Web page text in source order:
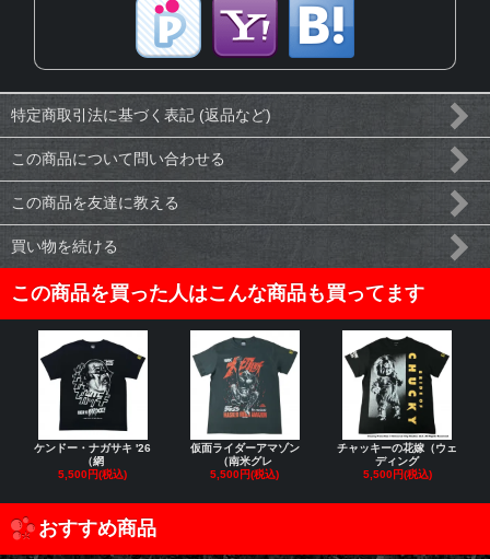
特定商取引法に基づく表記 (返品など)
この商品について問い合わせる
この商品を友達に教える
買い物を続ける
この商品を買った人はこんな商品も買ってます
ケンドー・ナガサキ '26
（網
5,500円(税込)
仮面ライダーアマゾン
（南米グレ
5,500円(税込)
チャッキーの花嫁（ウェ
ディング
5,500円(税込)
おすすめ商品